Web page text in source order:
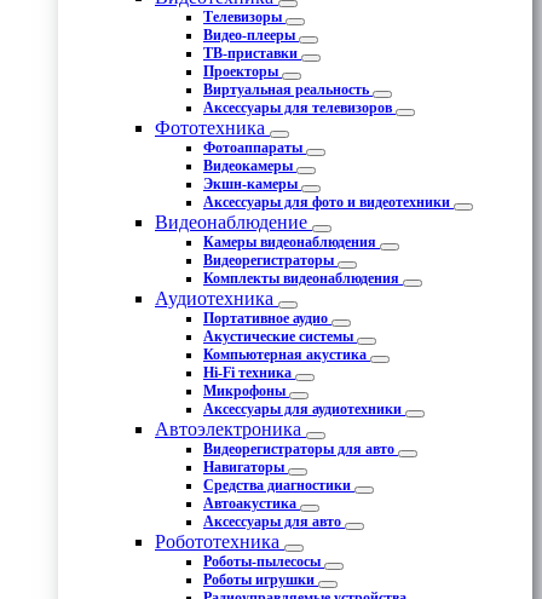
Телевизоры
Видео-плееры
ТВ-приставки
Проекторы
Виртуальная реальность
Аксессуары для телевизоров
Фототехника
Фотоаппараты
Видеокамеры
Экшн-камеры
Аксессуары для фото и видеотехники
Видеонаблюдение
Камеры видеонаблюдения
Видеорегистраторы
Комплекты видеонаблюдения
Аудиотехника
Портативное аудио
Акустические системы
Компьютерная акустика
Hi-Fi техника
Микрофоны
Аксессуары для аудиотехники
Автоэлектроника
Видеорегистраторы для авто
Навигаторы
Средства диагностики
Автоакустика
Аксессуары для авто
Робототехника
Роботы-пылесосы
Роботы игрушки